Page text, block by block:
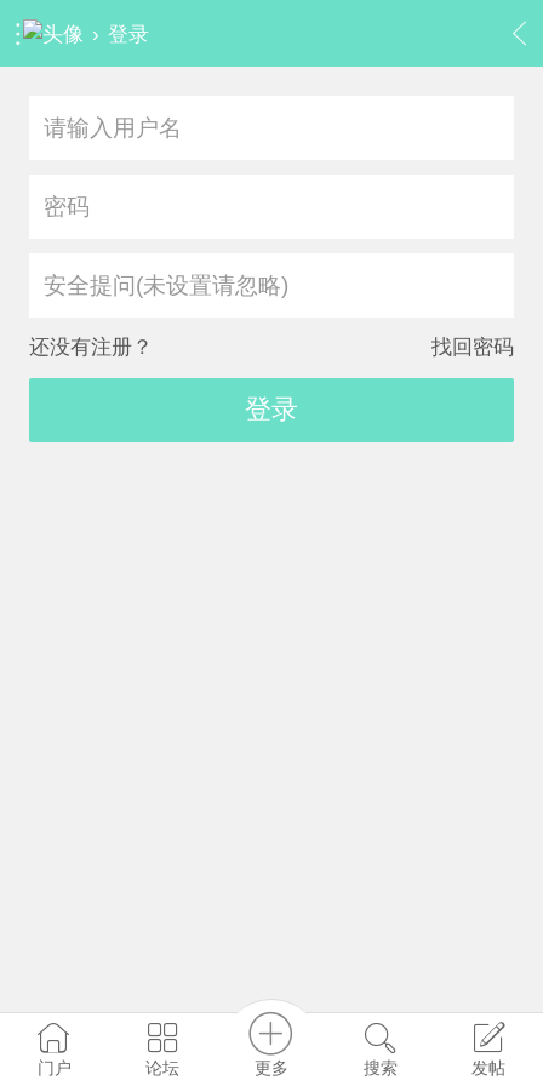
› 登录
安全提问(未设置请忽略)
还没有注册？ 找回密码
登录
门户 论坛 更多 搜索 发帖